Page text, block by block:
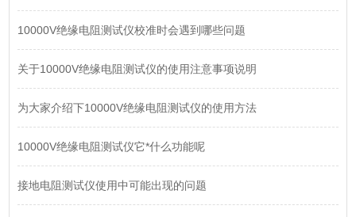
10000V绝缘电阻测试仪校准时会遇到哪些问题
关于10000V绝缘电阻测试仪的使用注意事项说明
为大家介绍下10000V绝缘电阻测试仪的使用方法
10000V绝缘电阻测试仪它*什么功能呢
接地电阻测试仪使用中可能出现的问题